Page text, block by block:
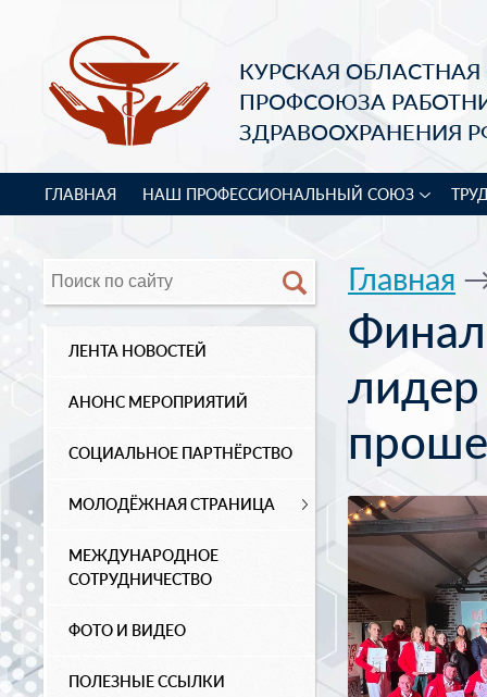
КУРСКАЯ
ПРОФСОЮЗА
ЗДРАВООХРАНЕНИЯ
ГЛАВНАЯ НАШ ПРОФЕССИОНАЛЬНЫЙ СОЮЗ
ЛЕНТА НОВОСТЕЙ
АНОНС МЕРОПРИЯТИЙ
СОЦИАЛЬНОЕ ПАРТНЁРСТВО
МОЛОДЁЖНАЯ СТРАНИЦА
МЕЖДУНАРОДНОЕ
СОТРУДНИЧЕСТВО
ФОТО И ВИДЕО
ПОЛЕЗНЫЕ ССЫЛКИ
Главная
лидер